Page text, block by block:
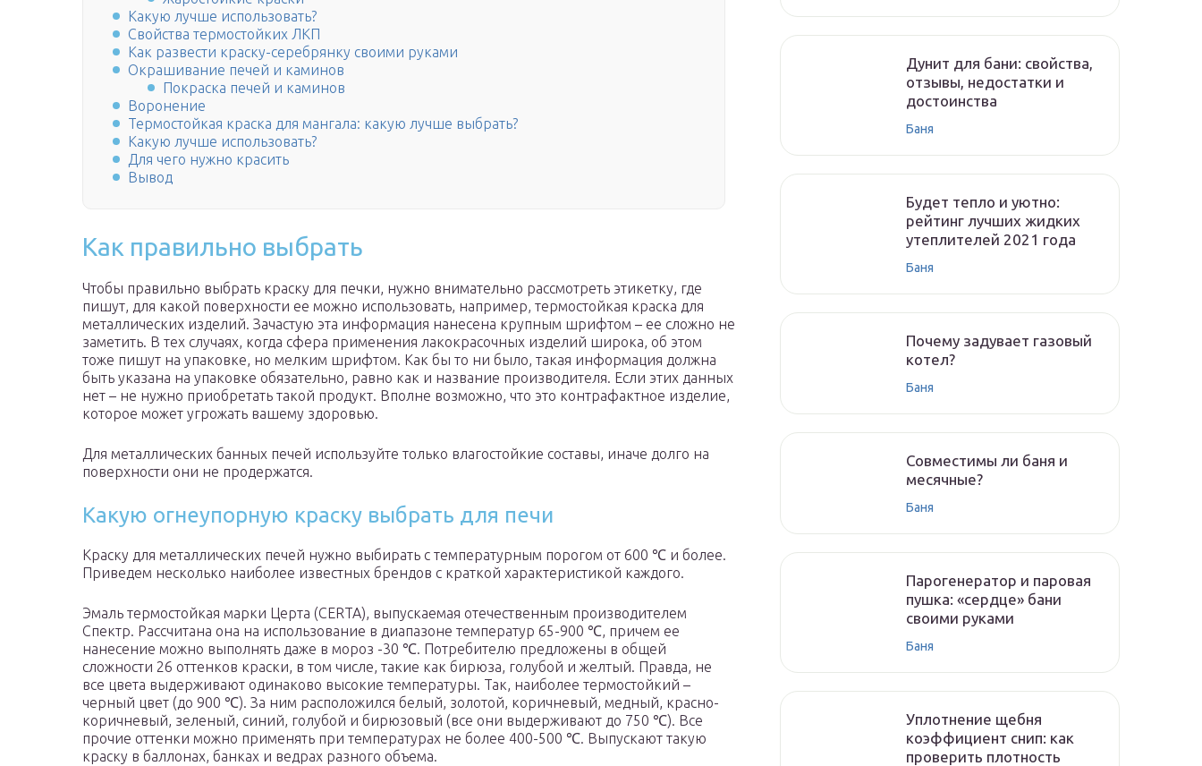
Какую лучше использовать?
Свойства термостойких ЛКП
Как развести краску-серебрянку своими руками
Окрашивание печей и каминов
Покраска печей и каминов
Воронение
Термостойкая краска для мангала: какую лучше выбрать?
Какую лучше использовать?
Для чего нужно красить
Вывод
Как правильно выбрать
Чтобы правильно выбрать краску для печки, нужно внимательно рассмотреть этикетку, где
пишут, для какой поверхности ее можно использовать, например, термостойкая краска для
металлических изделий. Зачастую эта информация нанесена крупным шрифтом – ее сложно не
заметить. В тех случаях, когда сфера применения лакокрасочных изделий широка, об этом
тоже пишут на упаковке, но мелким шрифтом. Как бы то ни было, такая информация должна
быть указана на упаковке обязательно, равно как и название производителя. Если этих данных
нет – не нужно приобретать такой продукт. Вполне возможно, что это контрафактное изделие,
которое может угрожать вашему здоровью.
Для металлических банных печей используйте только влагостойкие составы, иначе долго на
поверхности они не продержатся.
Какую огнеупорную краску выбрать для печи
Краску для металлических печей нужно выбирать с температурным порогом от 600 ℃ и более.
Приведем несколько наиболее известных брендов с краткой характеристикой каждого.
Эмаль термостойкая марки Церта (CERTA), выпускаемая отечественным производителем
Спектр. Рассчитана она на использование в диапазоне температур 65-900 ℃, причем ее
нанесение можно выполнять даже в мороз -30 ℃. Потребителю предложены в общей
сложности 26 оттенков краски, в том числе, такие как бирюза, голубой и желтый. Правда, не
все цвета выдерживают одинаково высокие температуры. Так, наиболее термостойкий –
черный цвет (до 900 ℃). За ним расположился белый, золотой, коричневый, медный, красно-
коричневый, зеленый, синий, голубой и бирюзовый (все они выдерживают до 750 ℃). Все
прочие оттенки можно применять при температурах не более 400-500 ℃. Выпускают такую
краску в баллонах, банках и ведрах разного объема.
Дунит для бани: свойства,
отзывы, недостатки и
достоинства
Баня
Будет тепло и уютно:
рейтинг лучших жидких
утеплителей 2021 года
Баня
Почему задувает газовый
котел?
Баня
Совместимы ли баня и
месячные?
Баня
Парогенератор и паровая
пушка: «сердце» бани
своими руками
Баня
Уплотнение щебня
коэффициент снип: как
проверить плотность